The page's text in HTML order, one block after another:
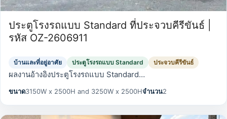
ประตูโรงรถแบบ Standard ที่ประจวบคีรีขันธ์ |
รหัส OZ-2606911
บ้านและที่อยู่อาศัย ประตูโรงรถแบบ Standard ประจวบคีรีขันธ์
ผลงานอ้างอิงประตูโรงรถแบบ Standard…
ขนาด3150W x 2500H and 3250W x 2500Hจำนวน2